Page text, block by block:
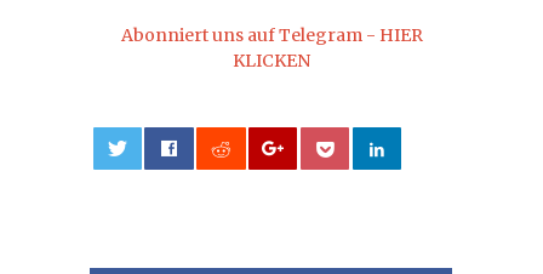
Abonniert uns auf Telegram - HIER
KLICKEN